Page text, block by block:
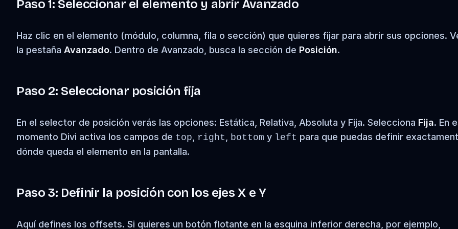
Paso 1: Seleccionar el elemento y abrir Avanzado
Haz clic en el elemento (módulo, columna, fila o sección) que quieres fijar para abrir sus opciones.
la pestaña Avanzado. Dentro de Avanzado, busca la sección de Posición.
Paso 2: Seleccionar posición fija
En el selector de posición verás las opciones: Estática, Relativa, Absoluta y Fija. Selecciona Fija. En
momento Divi activa los campos de top right bottom y left para que puedas definir
dónde queda el elemento en la pantalla.
Paso 3: Definir la posición con los ejes X e Y
Aquí defines los offsets. Si quieres un botón flotante en la esquina inferior derecha, por ejemplo,